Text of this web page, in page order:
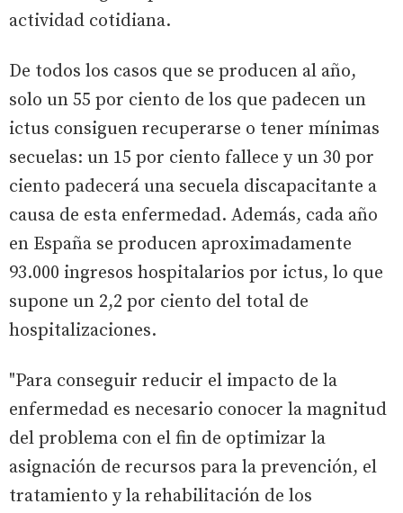
actividad cotidiana.
De todos los casos que se producen al año,
solo un 55 por ciento de los que padecen un
ictus consiguen recuperarse o tener mínimas
secuelas: un 15 por ciento fallece y un 30 por
ciento padecerá una secuela discapacitante a
causa de esta enfermedad. Además, cada año
en España se producen aproximadamente
93.000 ingresos hospitalarios por ictus, lo que
supone un 2,2 por ciento del total de
hospitalizaciones.
"Para conseguir reducir el impacto de la
enfermedad es necesario conocer la magnitud
del problema con el fin de optimizar la
asignación de recursos para la prevención, el
tratamiento y la rehabilitación de los